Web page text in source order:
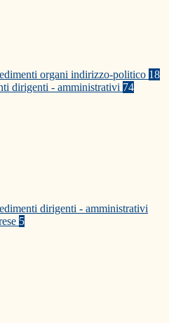
organi indirizzo-politico 18
dirigenti - amministrativi 74
dirigenti - amministrativi
5